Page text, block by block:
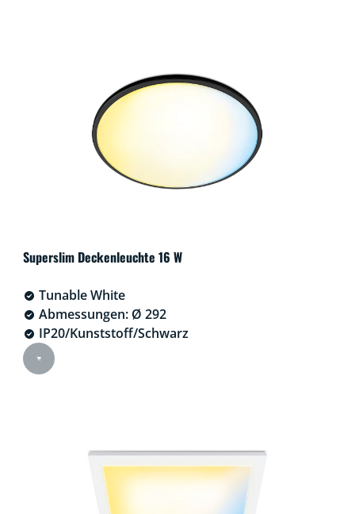
Superslim Deckenleuchte 16 W
Tunable White
Abmessungen: Ø 292
IP20/Kunststoff/Schwarz